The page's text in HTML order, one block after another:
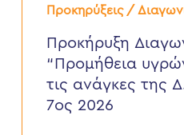
Προκηρύξεις /
Διαγωνισμού
υγρών
καυσίμων
ανάγκες
Προκήρυξη
“Προμήθεια
τις ανάγκες της
7ος 2026